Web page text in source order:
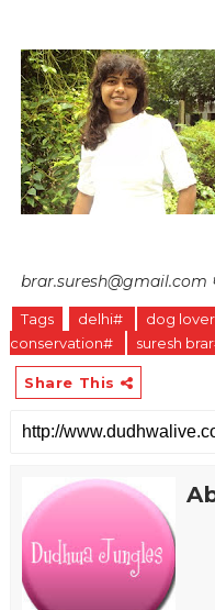
brar.suresh@gmail.com
Tags delhi# dog
conservation#
suresh
Share This